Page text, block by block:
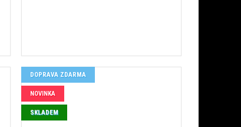
DOPRAVA ZDARMA
NOVINKA
SKLADEM